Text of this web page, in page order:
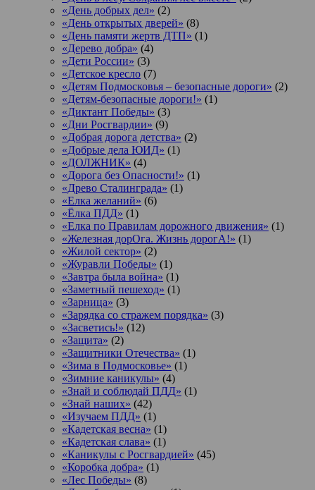
«День добрых дел» (2)
«День открытых дверей» (8)
«День памяти жертв ДТП» (1)
«Дерево добра» (4)
«Дети России» (3)
«Детское кресло (7)
«Детям Подмосковья – безопасные дороги» (2)
«Детям-безопасные дороги!» (1)
«Диктант Победы» (3)
«Дни Росгвардии» (9)
«Добрая дорога детства» (2)
«Добрые дела ЮИД» (1)
«ДОЛЖНИК» (4)
«Дорога без Опасности!» (1)
«Древо Сталинграда» (1)
«Елка желаний» (6)
«Ёлка ПДД» (1)
«Елка по Правилам дорожного движения» (1)
«Железная дорОга. Жизнь дорогА!» (1)
«Жилой сектор» (2)
«Журавли Победы» (1)
«Завтра была война» (1)
«Заметный пешеход» (1)
«Зарница» (3)
«Зарядка со стражем порядка» (3)
«Засветись!» (12)
«Защита» (2)
«Защитники Отечества» (1)
«Зима в Подмосковье» (1)
«Зимние каникулы» (4)
«Знай и соблюдай ПДД» (1)
«Знай наших» (42)
«Изучаем ПДД» (1)
«Кадетская весна» (1)
«Кадетская слава» (1)
«Каникулы с Росгвардией» (45)
«Коробка добра» (1)
«Лес Победы» (8)